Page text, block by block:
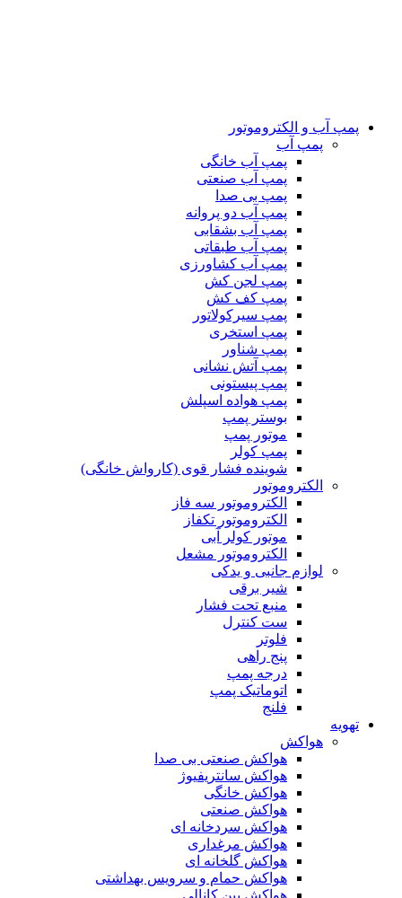
پمپ آب و الکتروموتور
پمپ آب
پمپ آب خانگی
پمپ آب صنعتی
پمپ بی صدا
پمپ آب دو پروانه
پمپ آب بشقابی
پمپ آب طبقاتی
پمپ آب کشاورزی
پمپ لجن کش
پمپ کف کش
پمپ سیرکولاتور
پمپ استخری
پمپ شناور
پمپ آتش نشانی
پمپ پیستونی
پمپ هواده اسپلش
بوستر پمپ
موتور پمپ
پمپ کولر
شوینده فشار قوی (کارواش خانگی)
الکتروموتور
الکتروموتور سه فاز
الکتروموتور تکفاز
موتور کولر آبی
الکتروموتور مشعل
لوازم جانبی و یدکی
شیر برقی
منبع تحت فشار
ست کنترل
فلوتر
پنج راهی
درجه پمپ
اتوماتیک پمپ
فلنج
تهویه
هواکش
هواکش صنعتی بی صدا
هواکش سانتریفیوژ
هواکش خانگی
هواکش صنعتی
هواکش سردخانه ای
هواکش مرغداری
هواکش گلخانه ای
هواکش حمام و سرویس بهداشتی
هواکش بین کانالی